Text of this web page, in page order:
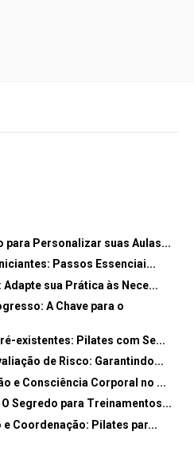
para Personalizar suas Aulas...
Passos Essenciai...
sua Prática às Nece...
A Chave para o
existentes: Pilates com Se...
de Risco: Garantindo...
e Consciência Corporal no ...
Segredo para Treinamentos...
Coordenação: Pilates par...